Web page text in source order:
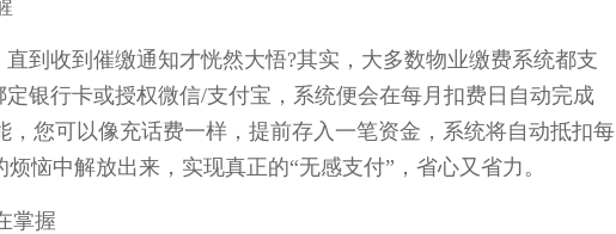
收到催缴通知才恍然大悟?其实，大多数物业缴费系统都支
银行卡或授权微信/支付宝，系统便会在每月扣费日自动完成
您可以像充话费一样，提前存入一笔资金，系统将自动抵扣每
恼中解放出来，实现真正的“无感支付”，省心又省力。
掌握